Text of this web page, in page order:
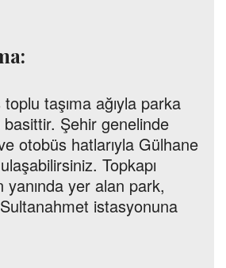
taşıma ağıyla parka
Şehir genelinde
otobüs hatlarıyla Gülhane
Topkapı
yanında yer alan park,
istasyonuna